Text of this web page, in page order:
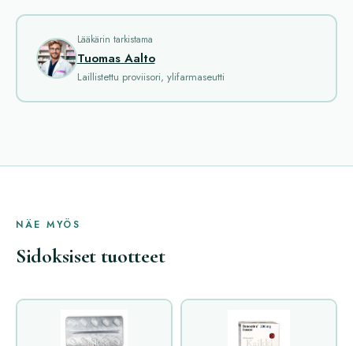
Lääkärin tarkistama
Tuomas Aalto
Laillistettu proviisori, ylifarmaseutti
NÄE MYÖS
Sidoksiset tuotteet